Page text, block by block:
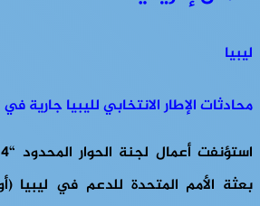
ليبيا
محادثات الإطار الانتخابي لليبيا جارية
بعثة الأمم المتحدة للدعم في